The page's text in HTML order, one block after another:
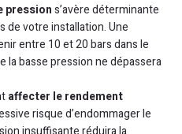
pressions’avère déterminante
de votre installation. Une
entre 10 et 20 bars dans le
la basse pression ne dépassera
affecter le rendement
risque d’endommager le